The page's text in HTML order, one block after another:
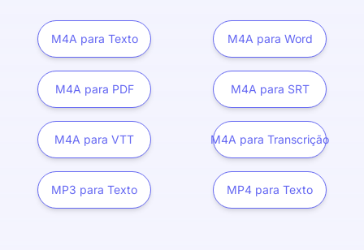
M4A para Texto M4A para Word
M4A para PDF M4A para SRT
M4A para VTT M4A para Transcrição
MP3 para Texto MP4 para Texto